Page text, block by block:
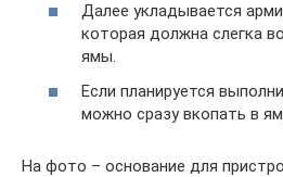
Далее укладывается
которая должна слегка
ямы.
Если планируется
можно сразу вкопать в
На фото – основание для